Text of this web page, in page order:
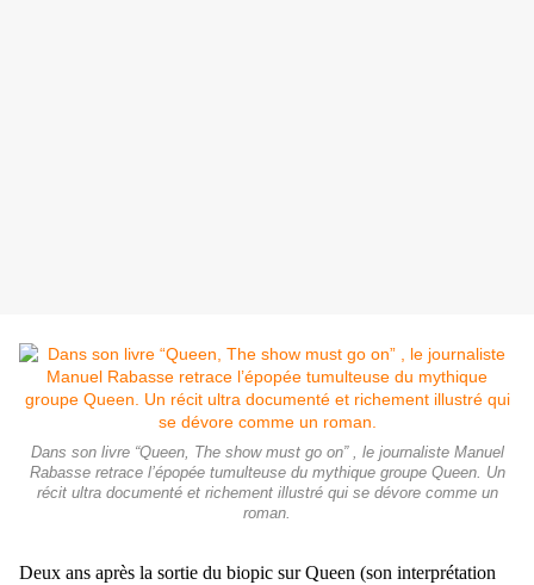
Dans son livre “Queen, The show must go on” , le journaliste Manuel
Rabasse retrace l’épopée tumulteuse du mythique groupe Queen. Un
récit ultra documenté et richement illustré qui se dévore comme un
roman.
Deux ans après la sortie du biopic sur Queen (son interprétation